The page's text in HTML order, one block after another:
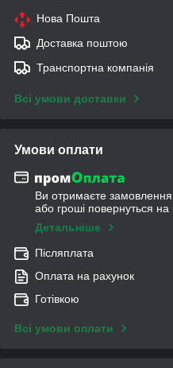
Нова Пошта
Доставка поштою
Транспортна компанія
Всі умови доставки
Умови оплати
Ви отримаєте замовлення
або гроші повернуться на
Детальніше
Післяплата
Оплата на рахунок
Готівкою
Всі умови оплати